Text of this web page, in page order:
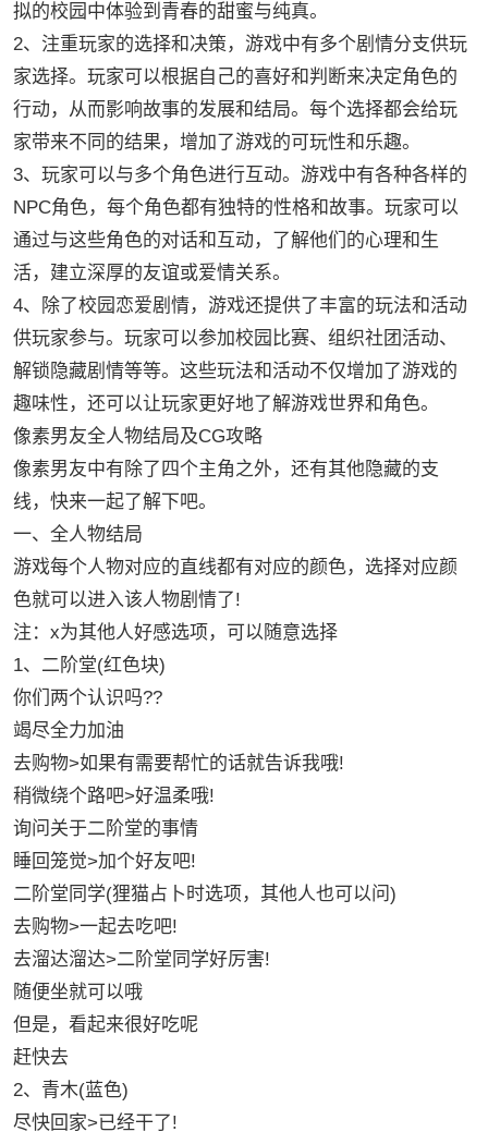
拟的校园中体验到青春的甜蜜与纯真。
2、注重玩家的选择和决策，游戏中有多个剧情分支供玩
家选择。玩家可以根据自己的喜好和判断来决定角色的
行动，从而影响故事的发展和结局。每个选择都会给玩
家带来不同的结果，增加了游戏的可玩性和乐趣。
3、玩家可以与多个角色进行互动。游戏中有各种各样的
NPC角色，每个角色都有独特的性格和故事。玩家可以
通过与这些角色的对话和互动，了解他们的心理和生
活，建立深厚的友谊或爱情关系。
4、除了校园恋爱剧情，游戏还提供了丰富的玩法和活动
供玩家参与。玩家可以参加校园比赛、组织社团活动、
解锁隐藏剧情等等。这些玩法和活动不仅增加了游戏的
趣味性，还可以让玩家更好地了解游戏世界和角色。
像素男友全人物结局及CG攻略
像素男友中有除了四个主角之外，还有其他隐藏的支
线，快来一起了解下吧。
一、全人物结局
游戏每个人物对应的直线都有对应的颜色，选择对应颜
色就可以进入该人物剧情了!
注：x为其他人好感选项，可以随意选择
1、二阶堂(红色块)
你们两个认识吗??
竭尽全力加油
去购物>如果有需要帮忙的话就告诉我哦!
稍微绕个路吧>好温柔哦!
询问关于二阶堂的事情
睡回笼觉>加个好友吧!
二阶堂同学(狸猫占卜时选项，其他人也可以问)
去购物>一起去吃吧!
去溜达溜达>二阶堂同学好厉害!
随便坐就可以哦
但是，看起来很好吃呢
赶快去
2、青木(蓝色)
尽快回家>已经干了!